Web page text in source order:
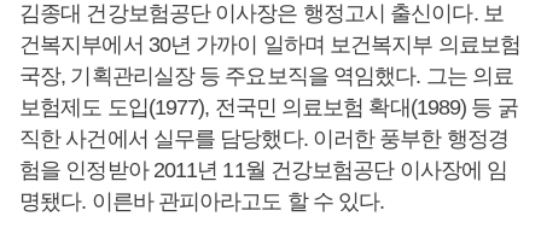
김종대 건강보험공단 이사장은 행정고시 출신이다. 보
건복지부에서 30년 가까이 일하며 보건복지부 의료보험
국장, 기획관리실장 등 주요보직을 역임했다. 그는 의료
보험제도 도입(1977), 전국민 의료보험 확대(1989) 등 굵
직한 사건에서 실무를 담당했다. 이러한 풍부한 행정경
험을 인정받아 2011년 11월 건강보험공단 이사장에 임
명됐다. 이른바 관피아라고도 할 수 있다.